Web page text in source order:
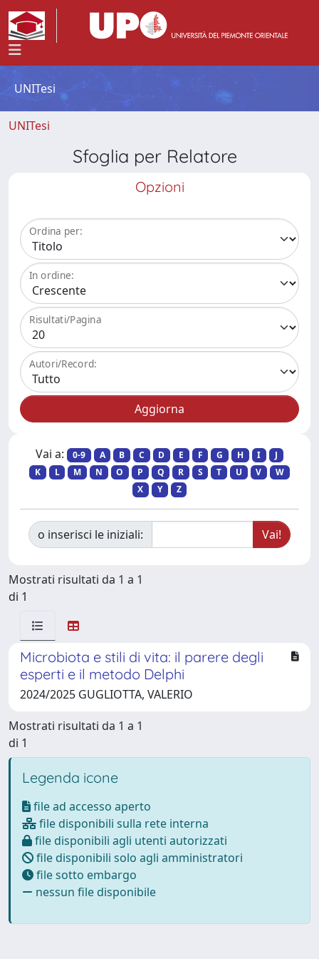
UNITesi
UNITesi
Sfoglia per Relatore
Opzioni
Ordina per:
In ordine:
Risultati/Pagina
Autori/Record:
Vai a: 0-9 A B C D E F G H I
J
K
L M N O P Q R S T U V
W
X
Y Z
o inserisci le iniziali:
Mostrati risultati da 1 a 1
di 1
Microbiota e stili di vita: il parere degli
esperti e il metodo Delphi
2024/2025 GUGLIOTTA, VALERIO
Mostrati risultati da 1 a 1
di 1
Legenda icone
file ad accesso aperto
file disponibili sulla rete interna
file disponibili agli utenti autorizzati
file disponibili solo agli amministratori
file sotto embargo
nessun file disponibile